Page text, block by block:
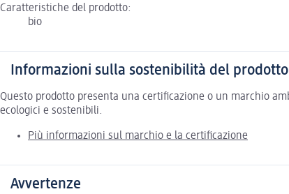
Caratteristiche del prodotto:
bio
Informazioni sulla sostenibilità del prodotto
Questo prodotto presenta una certificazione o un marchio
ecologici e sostenibili.
Più informazioni sul marchio e la certificazione
Avvertenze